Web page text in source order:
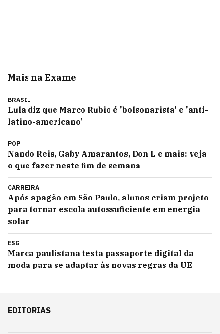
Mais na Exame
BRASIL
Lula diz que Marco Rubio é 'bolsonarista' e 'anti-
latino-americano'
POP
Nando Reis, Gaby Amarantos, Don L e mais: veja
o que fazer neste fim de semana
CARREIRA
Após apagão em São Paulo, alunos criam projeto
para tornar escola autossuficiente em energia
solar
ESG
Marca paulistana testa passaporte digital da
moda para se adaptar às novas regras da UE
EDITORIAS